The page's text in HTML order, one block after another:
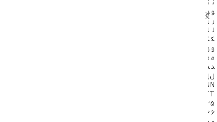
ن
و
ر
ل
ک
و
م
د
ل
N
T
5
6
ن
و
ر
ل
ک
و
م
د
ل
N
T
3
6